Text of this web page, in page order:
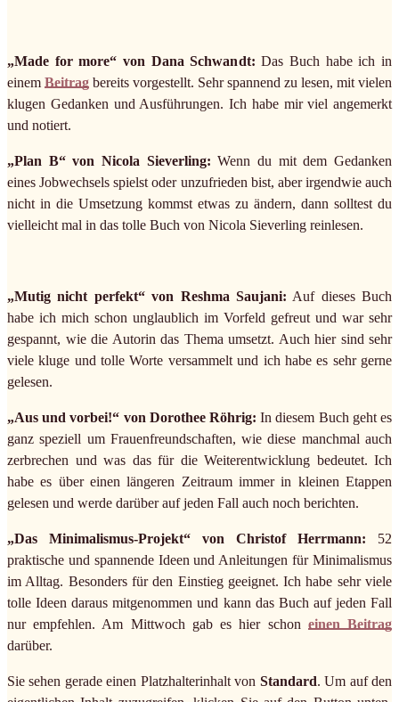
„Made for more“ von Dana Schwandt: Das Buch habe ich in
einem Beitrag bereits vorgestellt. Sehr spannend zu lesen, mit vielen
klugen Gedanken und Ausführungen. Ich habe mir viel angemerkt
und notiert.
„Plan B“ von Nicola Sieverling: Wenn du mit dem Gedanken
eines Jobwechsels spielst oder unzufrieden bist, aber irgendwie auch
nicht in die Umsetzung kommst etwas zu ändern, dann solltest du
vielleicht mal in das tolle Buch von Nicola Sieverling reinlesen.
„Mutig nicht perfekt“ von Reshma Saujani: Auf dieses Buch
habe ich mich schon unglaublich im Vorfeld gefreut und war sehr
gespannt, wie die Autorin das Thema umsetzt. Auch hier sind sehr
viele kluge und tolle Worte versammelt und ich habe es sehr gerne
gelesen.
„Aus und vorbei!“ von Dorothee Röhrig: In diesem Buch geht es
ganz speziell um Frauenfreundschaften, wie diese manchmal auch
zerbrechen und was das für die Weiterentwicklung bedeutet. Ich
habe es über einen längeren Zeitraum immer in kleinen Etappen
gelesen und werde darüber auf jeden Fall auch noch berichten.
„Das Minimalismus-Projekt“ von Christof Herrmann: 52
praktische und spannende Ideen und Anleitungen für Minimalismus
im Alltag. Besonders für den Einstieg geeignet. Ich habe sehr viele
tolle Ideen daraus mitgenommen und kann das Buch auf jeden Fall
nur empfehlen. Am Mittwoch gab es hier schon einen Beitrag
darüber.
Sie sehen gerade einen Platzhalterinhalt von Standard. Um auf den